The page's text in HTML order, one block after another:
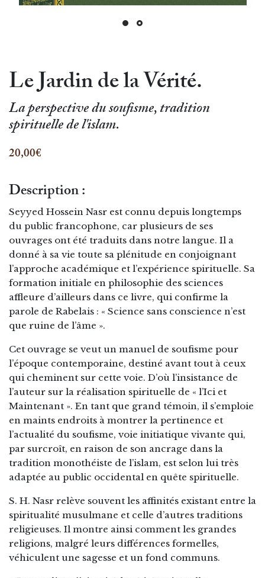
Le Jardin de la Vérité.
La perspective du soufisme, tradition
spirituelle de l'islam.
20,00€
Description :
Seyyed Hossein Nasr est connu depuis longtemps
du public francophone, car plusieurs de ses
ouvrages ont été traduits dans notre langue. Il a
donné à sa vie toute sa plénitude en conjoignant
l’approche académique et l’expérience spirituelle. Sa
formation initiale en philosophie des sciences
affleure d’ailleurs dans ce livre, qui confirme la
parole de Rabelais : « Science sans conscience n’est
que ruine de l’âme ».
Cet ouvrage se veut un manuel de soufisme pour
l’époque contemporaine, destiné avant tout à ceux
qui cheminent sur cette voie. D’où l’insistance de
l’auteur sur la réalisation spirituelle de « l’Ici et
Maintenant ». En tant que grand témoin, il s’emploie
en maints endroits à montrer la pertinence et
l’actualité du soufisme, voie initiatique vivante qui,
par surcroît, en raison de son ancrage dans la
tradition monothéiste de l’islam, est selon lui très
adaptée au public occidental en quête spirituelle.
S. H. Nasr relève souvent les affinités existant entre la
spiritualité musulmane et celle d’autres traditions
religieuses. Il montre ainsi comment les grandes
religions, malgré leurs différences formelles,
véhiculent une sagesse et un fond communs.